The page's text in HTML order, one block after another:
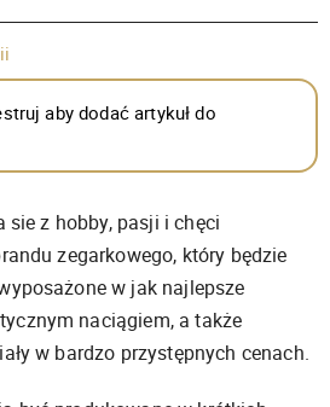
aby dodać artykuł do
sie z hobby, pasji i chęci
zegarkowego, który będzie
w jak najlepsze
naciągiem, a także
w bardzo przystępnych cenach.